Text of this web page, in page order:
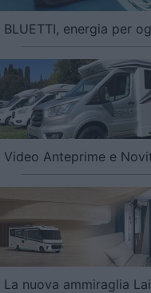
BLUETTI, energia per
Video Anteprime e
La nuova ammiraglia